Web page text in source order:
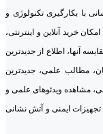
با بکارگیری تکنولوژی و
خرید آنلاین و اینترنتی،
آنها، اطلاع از جدیدترین
مطالب علمی، جدیدترین
مشاهده ویدئوهای علمی و
ایمنی و آتش نشانی